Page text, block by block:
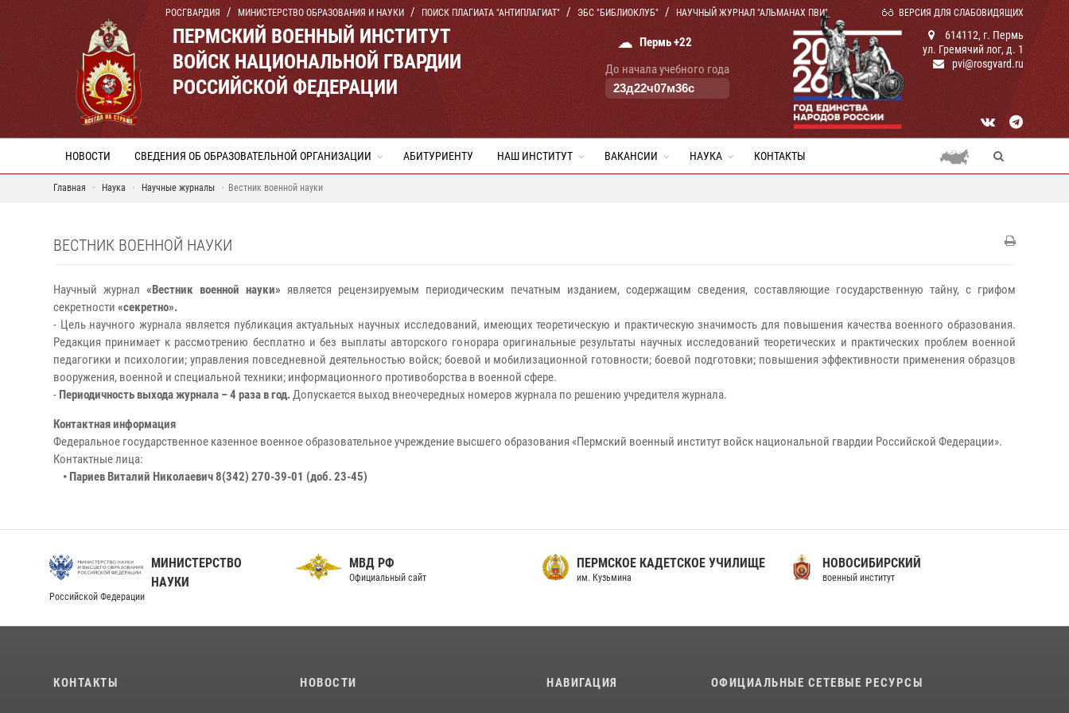
РОСГВАРДИЯ МИНИСТЕРСТВО ОБРАЗОВАНИЯ И НАУКИ ПОИСК ПЛАГИАТА "АНТИПЛАГИАТ" ЭБС "БИБЛИОКЛУБ" НАУЧНЫЙ ЖУРНАЛ "АЛЬМАНАХ ПВИ" ВЕРСИЯ ДЛЯ СЛАБОВИДЯЩИХ
ПЕРМСКИЙ ВОЕННЫЙ ИНСТИТУТ
ВОЙСК НАЦИОНАЛЬНОЙ ГВАРДИИ
РОССИЙСКОЙ ФЕДЕРАЦИИ
☁ Пермь +22
До начала учебного года
23д22ч07м36с
614112, г. Пермь
ул. Гремячий лог, д. 1
pvi@rosgvard.ru
НОВОСТИ СВЕДЕНИЯ ОБ ОБРАЗОВАТЕЛЬНОЙ ОРГАНИЗАЦИИ АБИТУРИЕНТУ НАШ ИНСТИТУТ ВАКАНСИИ НАУКА КОНТАКТЫ
Главная Наука Научные журналы Вестник военной науки
ВЕСТНИК ВОЕННОЙ НАУКИ
Научный журнал «Вестник военной науки» является рецензируемым периодическим печатным изданием, содержащим сведения, составляющие государственную тайну, с грифом
секретности «секретно».
- Цель научного журнала является публикация актуальных научных исследований, имеющих теоретическую и практическую значимость для повышения качества военного образования.
Редакция принимает к рассмотрению бесплатно и без выплаты авторского гонорара оригинальные результаты научных исследований теоретических и практических проблем военной
педагогики и психологии; управления повседневной деятельностью войск; боевой и мобилизационной готовности; боевой подготовки; повышения эффективности применения образцов
вооружения, военной и специальной техники; информационного противоборства в военной сфере.
- Периодичность выхода журнала – 4 раза в год.Допускается выход внеочередных номеров журнала по решению учредителя журнала.
Контактная информация
Федеральное государственное казенное военное образовательное учреждение высшего образования «Пермский военный институт войск национальной гвардии Российской Федерации».
Контактные лица:
• Париев Виталий Николаевич 8(342) 270-39-01 (доб. 23-45)
МИНИСТЕРСТВО
НАУКИ
Российской Федерации
МВД РФ
Официальный сайт
ПЕРМСКОЕ КАДЕТСКОЕ УЧИЛИЩЕ
им. Кузьмина
НОВОСИБИРСКИЙ
военный институт
КОНТАКТЫ НОВОСТИ НАВИГАЦИЯ ОФИЦИАЛЬНЫЕ СЕТЕВЫЕ РЕСУРСЫ